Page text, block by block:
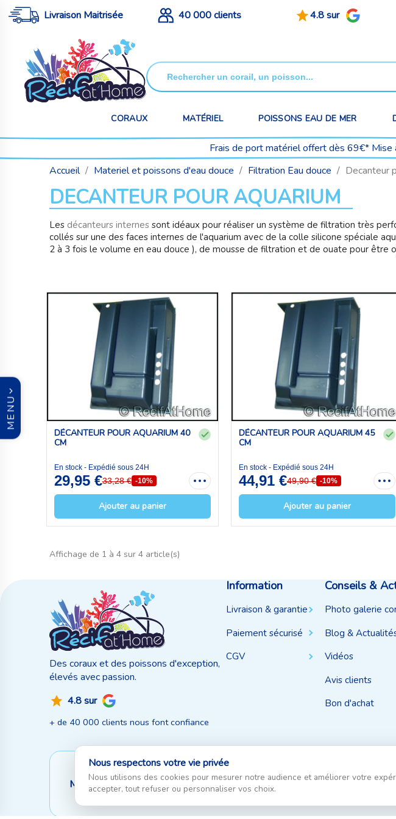
Livraison Maitrisée 40 000 clients 4.8 sur
CORAUX MATÉRIEL POISSONS EAU DE MER
Frais de port matériel offert dès 69€* Mise
Accueil
Materiel et poissons d'eau douce Filtration Eau douce Decanteur
DECANTEUR POUR AQUARIUM
Les décanteurs internes sont idéaux pour réaliser un système de filtration très
collés sur une des faces internes de l'aquarium avec de la colle silicone spéciale
2 à 3 fois le volume en eau douce ), de mousse de filtration et de ouate pour être
DÉCANTEUR POUR AQUARIUM 40
CM
En stock - Expédié sous 24H
29,95 €33,28 € -10%
Ajouter au panier
DÉCANTEUR POUR AQUARIUM 45
CM
En stock - Expédié sous 24H
44,91 €49,90 € -10%
Ajouter au panier
Affichage de 1 à 4 sur 4 article(s)
Des coraux et des poissons d'exception,
élevés avec passion.
4.8 sur
+ de 40 000 clients nous font confiance
Information
Livraison & garantie
Paiement sécurisé
CGV
Conseils &
Photo galerie
Blog &
Vidéos
Avis clients
Bon d'achat
Moyen de paiement
MENU
Nous respectons votre vie privée
Nous utilisons des cookies pour mesurer notre audience et améliorer votre
accepter, tout refuser ou personnaliser vos choix.